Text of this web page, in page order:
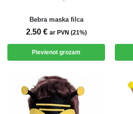
Bebra maska filca
2.50 € ar PVN (21%)
Pievienot grozam